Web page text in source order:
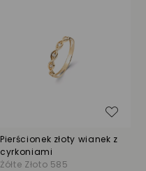
Pierścionek złoty wianek z
cyrkoniami
Żółte Złoto 585